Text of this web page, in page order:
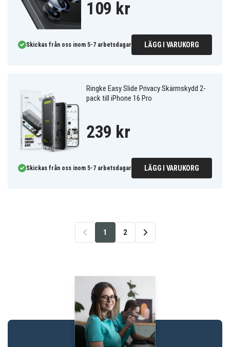
109 kr
Skickas från oss inom 5-7 arbetsdagar LÄGG I VARUKORG
Ringke Easy Slide Privacy Skärmskydd 2-
pack till iPhone 16 Pro
239 kr
Skickas från oss inom 5-7 arbetsdagar LÄGG I VARUKORG
1 2